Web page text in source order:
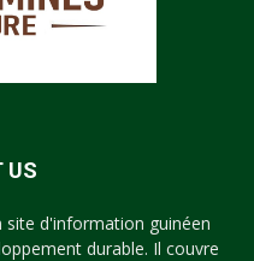
US
site d'information guinéen
durable. Il couvre